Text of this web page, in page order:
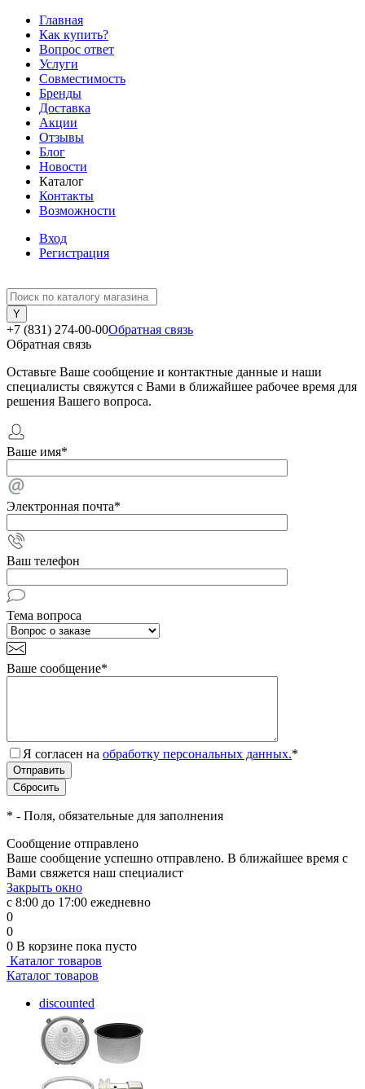
Главная
Как купить?
Вопрос ответ
Услуги
Совместимость
Бренды
Доставка
Акции
Отзывы
Блог
Новости
Каталог
Контакты
Возможности
Вход
Регистрация
+7 (831) 274-00-00Обратная связь
Обратная связь
Оставьте Ваше сообщение и контактные данные и наши
специалисты свяжутся с Вами в ближайшее рабочее время для
решения Вашего вопроса.
Ваше имя*
Электронная почта*
Ваш телефон
Тема вопроса
Ваше сообщение*
Я согласен на обработку персональных данных.*
* - Поля, обязательные для заполнения
Сообщение отправлено
Ваше сообщение успешно отправлено. В ближайшее время с
Вами свяжется наш специалист
Закрыть окно
с 8:00 до 17:00 ежедневно
0
0
0 В корзине пока пусто
Каталог товаров
Каталог товаров
discounted